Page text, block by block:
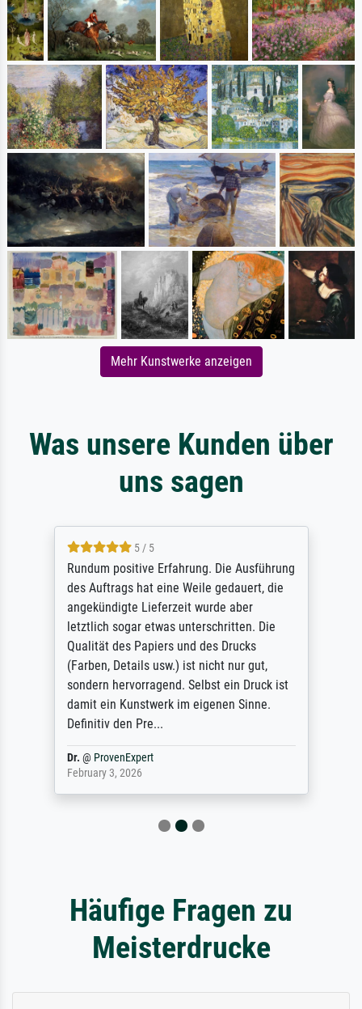
Mehr Kunstwerke anzeigen
Was unsere Kunden über
uns sagen
5 / 5
Rundum positive Erfahrung. Die Ausführung
des Auftrags hat eine Weile gedauert, die
angekündigte Lieferzeit wurde aber
letztlich sogar etwas unterschritten. Die
Qualität des Papiers und des Drucks
(Farben, Details usw.) ist nicht nur gut,
sondern hervorragend. Selbst ein Druck ist
damit ein Kunstwerk im eigenen Sinne.
Definitiv den Pre...
Dr. @ ProvenExpert
February 3, 2026
Häufige Fragen zu
Meisterdrucke